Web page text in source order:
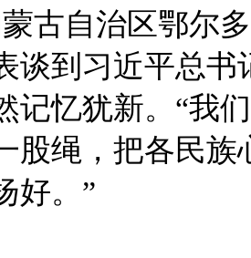
古自治区鄂尔
谈到习近平总书
记忆犹新。“我
股绳，把各民
好。”